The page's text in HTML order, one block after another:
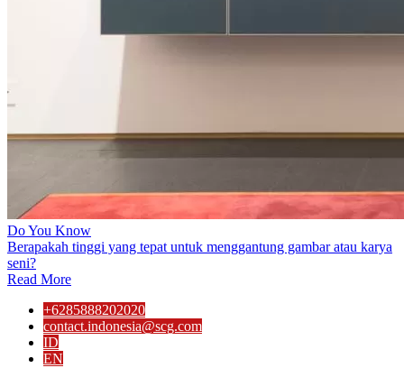
Do You Know
Berapakah tinggi yang tepat untuk menggantung gambar atau karya
seni?
Read More
+6285888202020
contact.indonesia@scg.com
ID
EN